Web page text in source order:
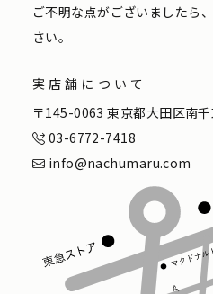
ご不明な点がございましたら
さい。
実店舗について
〒145-0063 東京都大田区南
03-6772-7418
info@nachumaru.com